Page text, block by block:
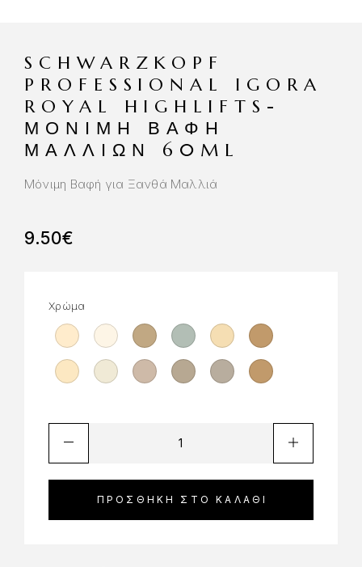
SCHWARZKOPF
PROFESSIONAL IGORA
ROYAL HIGHLIFTS-
ΜΌΝΙΜΗ ΒΑΦΉ
ΜΑΛΛΙΏΝ 60ML
Μόνιμη Βαφή για Ξανθά Μαλλιά
9.50€
Χρώμα
ΠΡΟΣΘΉΚΗ ΣΤΟ ΚΑΛΆΘΙ